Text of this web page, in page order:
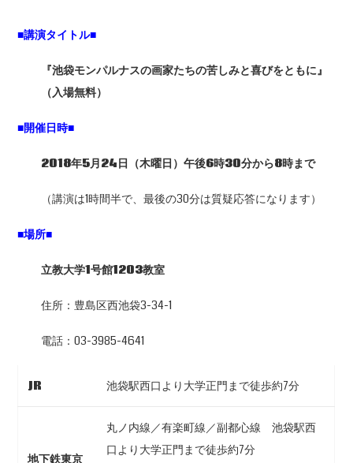
■講演タイトル■
『池袋モンパルナスの画家たちの苦しみと喜びをともに』
（入場無料）
■開催日時■
2018年5月24日（木曜日）午後6時30分から8時まで
（講演は1時間半で、最後の30分は質疑応答になります）
■場所■
立教大学1号館1203教室
住所：豊島区西池袋3-34-1
電話：03-3985-4641
JR 池袋駅西口より大学正門まで徒歩約7分
地下鉄東京
丸ノ内線／有楽町線／副都心線 池袋駅西
口より大学正門まで徒歩約7分